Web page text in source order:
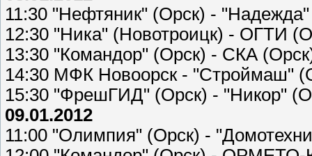
11:30 "Нефтяник" (Орск) -
12:30 "Ника" (Новотроицк) - ОГТИ
13:30 "Командор" (Орск) - СКА
14:30 МФК Новоорск - "Строймаш"
15:30 "ФрешГИД" (Орск) - "Никор"
09.01.2012
11:00 "Олимпия" (Орск) -